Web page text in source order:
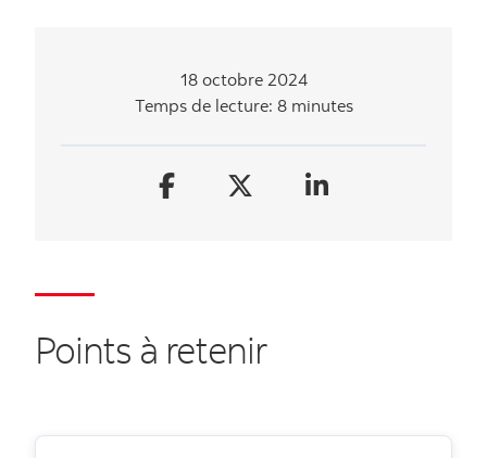
18 octobre 2024
Temps de lecture: 8 minutes
Points à retenir